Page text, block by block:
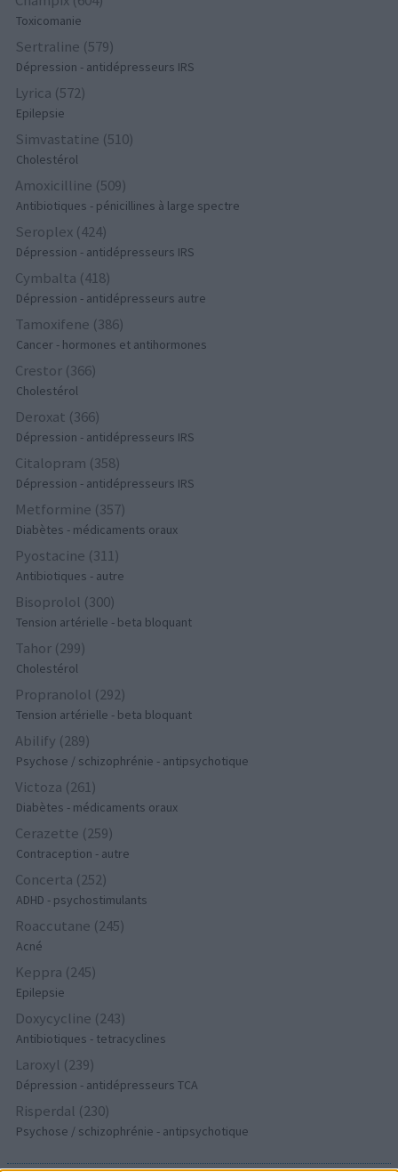
Toxicomanie
Sertraline (579)
Dépression - antidépresseurs IRS
Lyrica (572)
Epilepsie
Simvastatine (510)
Cholestérol
Amoxicilline (509)
Antibiotiques - pénicillines à large spectre
Seroplex (424)
Dépression - antidépresseurs IRS
Cymbalta (418)
Dépression - antidépresseurs autre
Tamoxifene (386)
Cancer - hormones et antihormones
Crestor (366)
Cholestérol
Deroxat (366)
Dépression - antidépresseurs IRS
Citalopram (358)
Dépression - antidépresseurs IRS
Metformine (357)
Diabètes - médicaments oraux
Pyostacine (311)
Antibiotiques - autre
Bisoprolol (300)
Tension artérielle - beta bloquant
Tahor (299)
Cholestérol
Propranolol (292)
Tension artérielle - beta bloquant
Abilify (289)
Psychose / schizophrénie - antipsychotique
Victoza (261)
Diabètes - médicaments oraux
Cerazette (259)
Contraception - autre
Concerta (252)
ADHD - psychostimulants
Roaccutane (245)
Acné
Keppra (245)
Epilepsie
Doxycycline (243)
Antibiotiques - tetracyclines
Laroxyl (239)
Dépression - antidépresseurs TCA
Risperdal (230)
Psychose / schizophrénie - antipsychotique